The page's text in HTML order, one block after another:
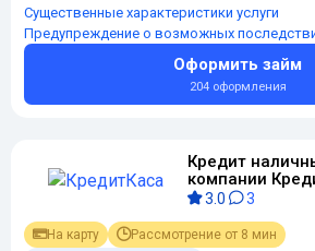
Существенные характеристики услуги
Предупреждение о возможных
Оформить займ
204 оформления
Кредит
компании
3.0 3
На карту
Рассмотрение от 8 мин